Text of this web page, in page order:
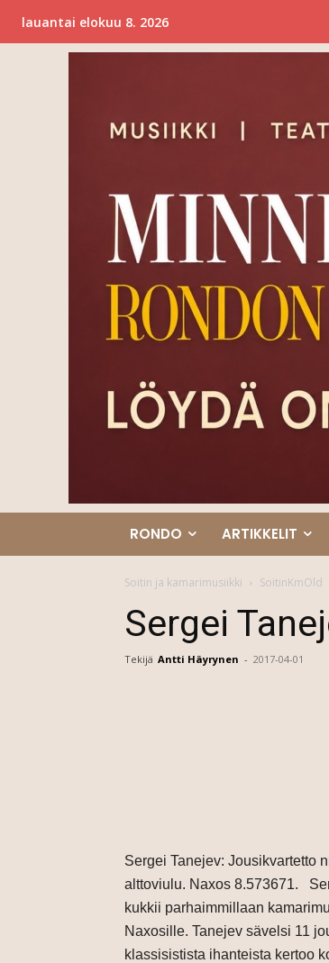
lauantai elokuu 8. 2026
RONDO ARTIKKELIT
Soitin ja kamarimusiikki SoitinKmOld
Sergei
Tekijä Antti Häyrynen - 2017-04-01
Sergei Tanejev: Jousikvartetto
alttoviulu. Naxos 8.573671.
kukkii parhaimmillaan
Naxosille. Tanejev sävelsi 11
klassisistista ihanteista kertoo